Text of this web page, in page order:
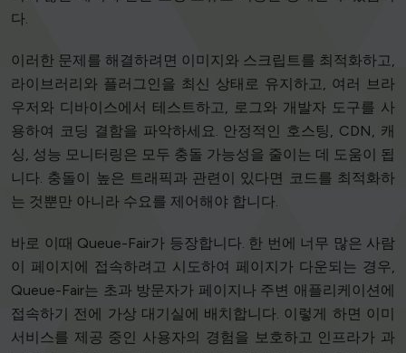
다.
이러한 문제를 해결하려면 이미지와 스크립트를 최적화하고,
라이브러리와 플러그인을 최신 상태로 유지하고, 여러 브라
우저와 디바이스에서 테스트하고, 로그와 개발자 도구를 사
용하여 코딩 결함을 파악하세요. 안정적인 호스팅, CDN, 캐
싱, 성능 모니터링은 모두 충돌 가능성을 줄이는 데 도움이 됩
니다. 충돌이 높은 트래픽과 관련이 있다면 코드를 최적화하
는 것뿐만 아니라 수요를 제어해야 합니다.
바로 이때 Queue-Fair가 등장합니다. 한 번에 너무 많은 사람
이 페이지에 접속하려고 시도하여 페이지가 다운되는 경우,
Queue-Fair는 초과 방문자가 페이지나 주변 애플리케이션에
접속하기 전에 가상 대기실에 배치합니다. 이렇게 하면 이미
서비스를 제공 중인 사용자의 경험을 보호하고 인프라가 과